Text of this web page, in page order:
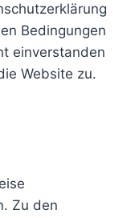
Bedingungen
einverstanden
Website zu.
Zu den